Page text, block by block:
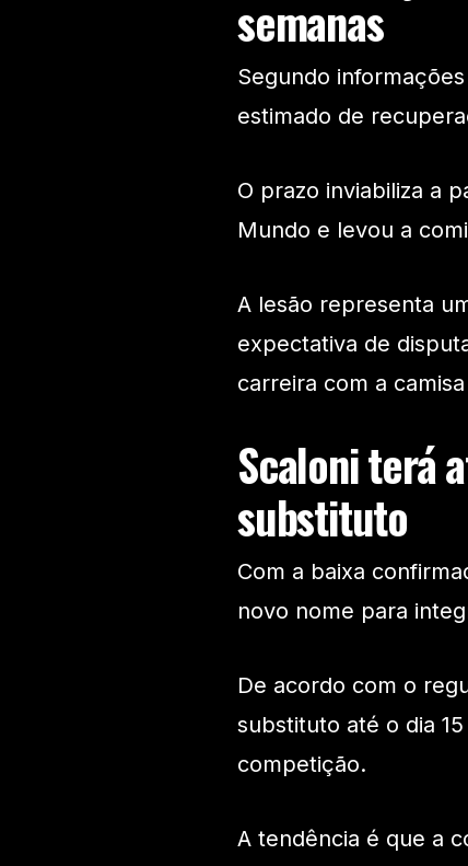
semanas
Segundo
estimado de
O prazo inviabiliza a
Mundo e levou a
A lesão representa
expectativa de
carreira com a
Scaloni terá
substituto
Com a baixa
novo nome para
De acordo com o
substituto até o dia
competição.
A tendência é que a